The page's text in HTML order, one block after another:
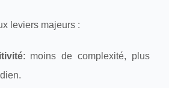
leviers majeurs :
: moins de complexité, plus